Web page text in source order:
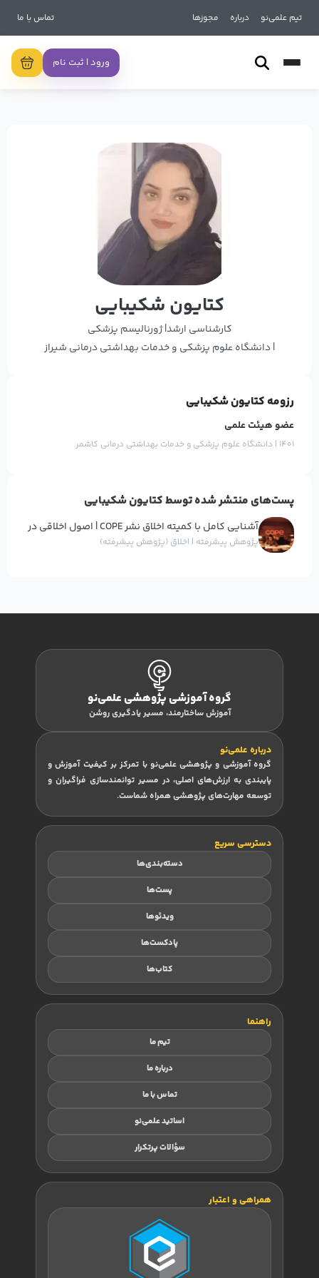
تیم علمی‌نو درباره مجوزها تماس با ما
ورود | ثبت نام
کتایون شکیبایی
کارشناسی ارشد| ژورنالیسم پزشکی
| دانشگاه علوم پزشکی و خدمات بهداشتی درمانی شیراز
رزومه کتایون شکیبایی
عضو هیئت علمی
1401 | دانشگاه علوم پزشکی و خدمات بهداشتی درمانی کاشمر
پست‌های منتشر شده توسط کتایون شکیبایی
آشنایی کامل با کمیته اخلاق نشر COPE | اصول اخلاقی در
نشر علمی بین‌المللی
پژوهش پیشرفته | اخلاق (پژوهش پیشرفته)
گروه آموزشی پژوهشی علمی‌نو
آموزش ساختارمند، مسیر یادگیری روشن
درباره علمی‌نو
گروه آموزشی و پژوهشی علمی‌نو با تمرکز بر کیفیت آموزش و
پایبندی به ارزش‌های اصلی، در مسیر توانمندسازی فراگیران و
توسعه مهارت‌های پژوهشی همراه شماست.
دسترسی سریع
دسته‌بندی‌ها
پست‌ها
ویدئوها
پادکست‌ها
کتاب‌ها
راهنما
تیم ما
درباره ما
تماس با ما
اساتید علمی‌نو
سؤالات پرتکرار
همراهی و اعتبار